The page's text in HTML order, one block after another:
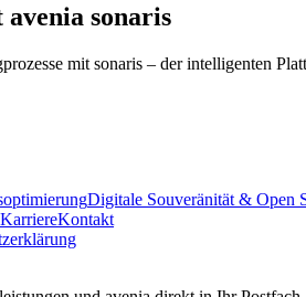
sonaris
mit sonaris – der intelligenten
Digitale Souveränität & Open
Kontakt